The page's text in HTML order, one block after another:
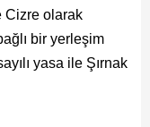
Cizre olarak
bir yerleşim
yasa ile Şırnak